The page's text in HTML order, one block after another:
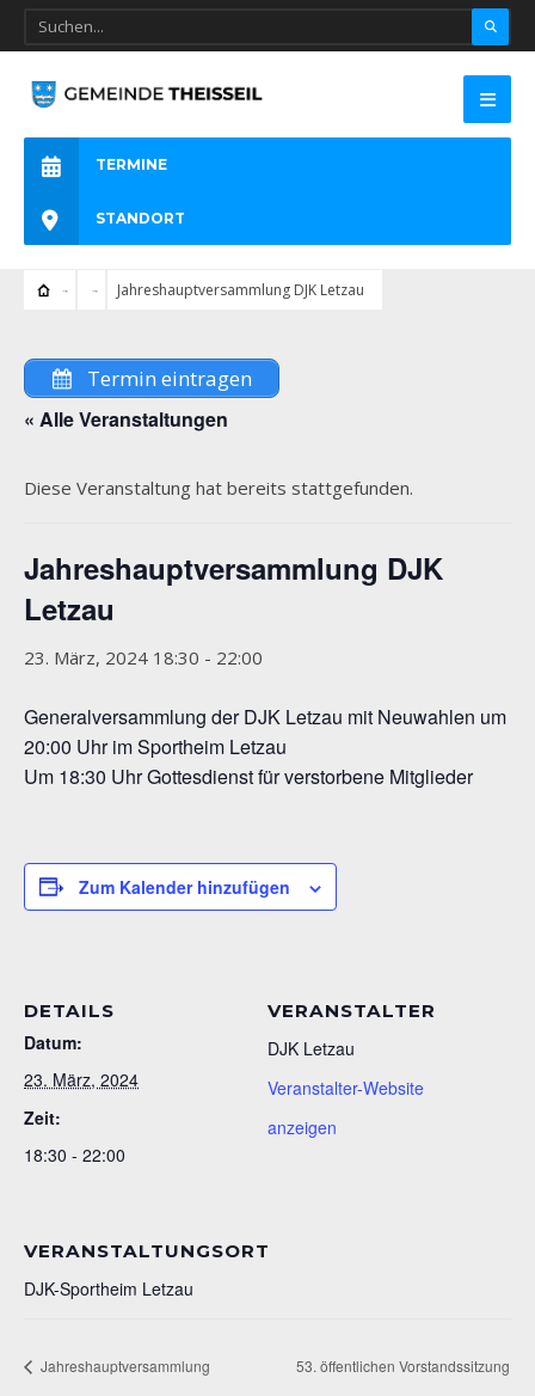
TERMINE
STANDORT
Jahreshauptversammlung DJK Letzau
Termin eintragen
« Alle Veranstaltungen
Diese Veranstaltung hat bereits stattgefunden.
Jahreshauptversammlung DJK
Letzau
23. März, 2024 18:30 - 22:00
Generalversammlung der DJK Letzau mit Neuwahlen um
20:00 Uhr im Sportheim Letzau
Um 18:30 Uhr Gottesdienst für verstorbene Mitglieder
Zum Kalender hinzufügen
DETAILS
Datum:
23. März, 2024
Zeit:
18:30 - 22:00
VERANSTALTER
DJK Letzau
Veranstalter-Website
anzeigen
VERANSTALTUNGSORT
DJK-Sportheim Letzau
Jahreshauptversammlung 53. öffentlichen Vorstandssitzung